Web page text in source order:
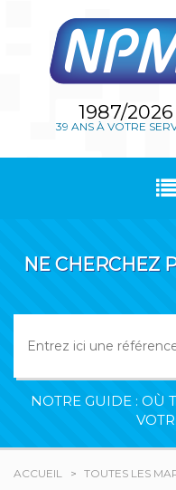
1987/2026
39 ANS À VOTRE
NE CHERCHEZ
NOTRE GUIDE : OÙ
ACCUEIL TOUTES LES